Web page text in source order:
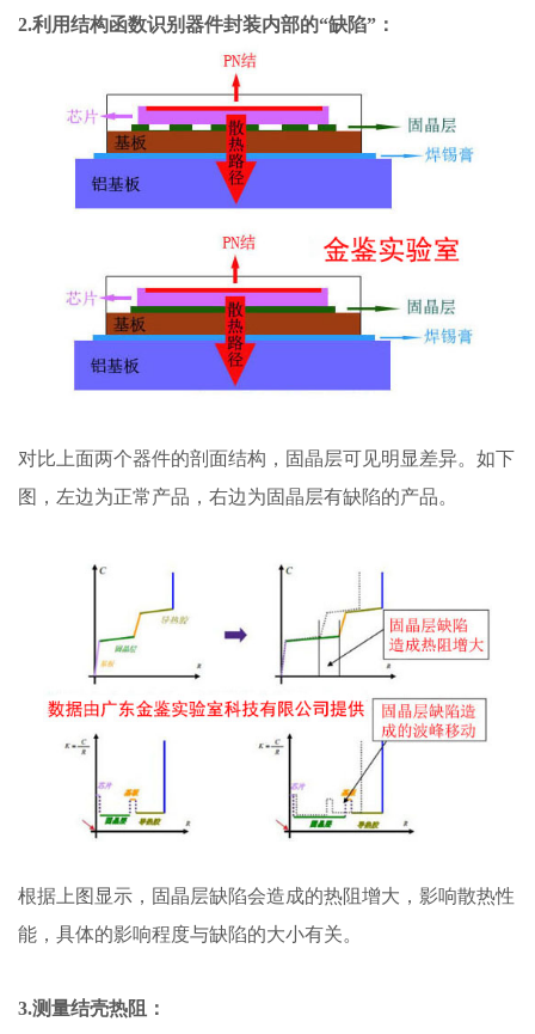
2.利用结构函数识别器件封装内部的“缺陷”：
对比上面两个器件的剖面结构，固晶层可见明显差异。如下
图，左边为正常产品，右边为固晶层有缺陷的产品。
根据上图显示，固晶层缺陷会造成的热阻增大，影响散热性
能，具体的影响程度与缺陷的大小有关。
3.测量结壳热阻：